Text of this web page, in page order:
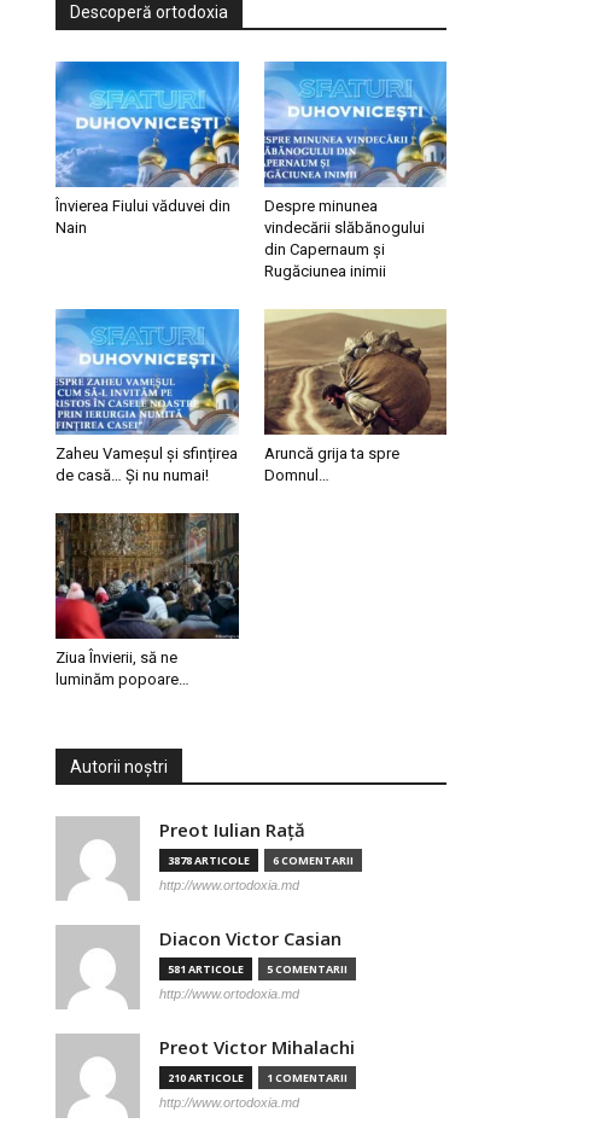
Descoperă ortodoxia
Învierea Fiului văduvei din
Nain
Despre minunea
vindecării slăbănogului
din Capernaum și
Rugăciunea inimii
Zaheu Vameșul și sfințirea
de casă… Și nu numai!
Aruncă grija ta spre
Domnul…
Ziua Învierii, să ne
luminăm popoare…
Autorii noștri
Preot Iulian Raţă
3878 ARTICOLE 6 COMENTARII
http://www.ortodoxia.md
Diacon Victor Casian
581 ARTICOLE 5 COMENTARII
http://www.ortodoxia.md
Preot Victor Mihalachi
210 ARTICOLE 1 COMENTARII
http://www.ortodoxia.md